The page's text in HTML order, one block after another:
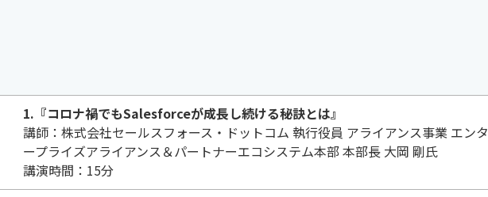
1.『コロナ禍でもSalesforceが成長し続ける秘訣とは』
講師：株式会社セールスフォース・ドットコム 執行役員 アライアンス事業 エンタ
ープライズアライアンス＆パートナーエコシステム本部 本部長 大岡 剛氏
講演時間：15分